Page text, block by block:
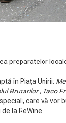
preparatelor
în Piața Unirii:
Brutarilor , Taco
care vă vor
la ReWine.